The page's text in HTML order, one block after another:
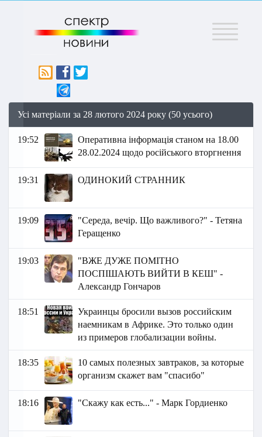
Меню
Усі матеріали за 28 лютого 2024 року (50 усього)
19:52
Оперативна інформація станом на 18.00
28.02.2024 щодо російського вторгнення
19:31 ОДИНОКИЙ СТРАННИК
19:09
"Середа, вечір. Що важливого?" - Тетяна
Геращенко
19:03
"ВЖЕ ДУЖЕ ПОМІТНО
ПОСПІШАЮТЬ ВИЙТИ В КЕШ" -
Александр Гончаров
18:51
Украинцы бросили вызов российским
наемникам в Африке. Это только один
из примеров глобализации войны.
18:35
10 самых полезных завтраков, за которые
организм скажет вам "спасибо"
18:16 "Скажу как есть..." - Марк Гордиенко